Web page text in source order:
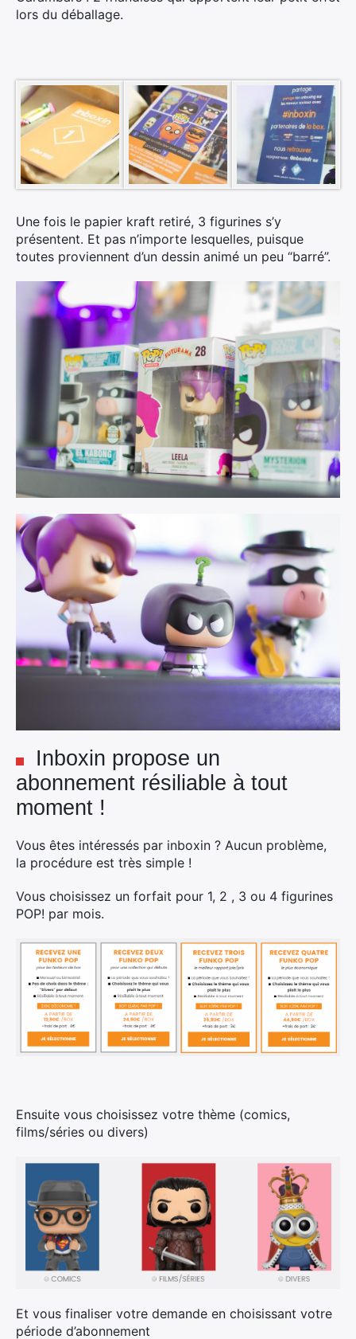
lors du déballage.
Une fois le papier kraft retiré, 3 figurines s’y
présentent. Et pas n’importe lesquelles, puisque
toutes proviennent d’un dessin animé un peu “barré”.
Inboxin propose un
abonnement résiliable à tout
moment !
Vous êtes intéressés par inboxin ? Aucun problème,
la procédure est très simple !
Vous choisissez un forfait pour 1, 2 , 3 ou 4 figurines
POP! par mois.
Ensuite vous choisissez votre thème (comics,
films/séries ou divers)
Et vous finaliser votre demande en choisissant votre
période d’abonnement